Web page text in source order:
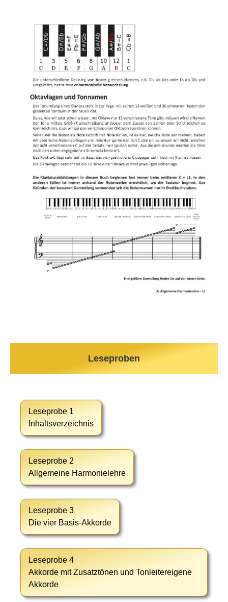
Leseproben
Leseprobe 1
Inhaltsverzeichnis
Leseprobe 2
Allgemeine Harmonielehre
Leseprobe 3
Die vier Basis-Akkorde
Leseprobe 4
Akkorde mit Zusatztönen und Tonleitereigene
Akkorde